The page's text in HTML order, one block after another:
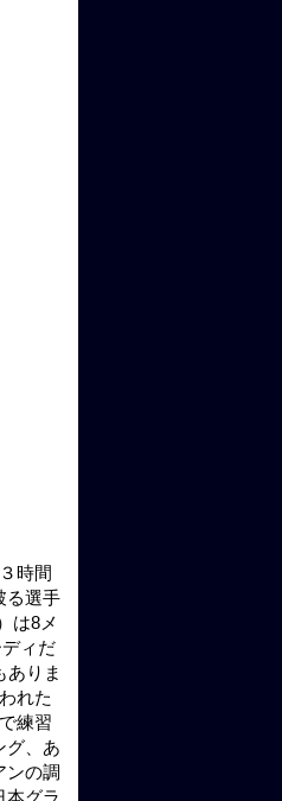
時間
る選手
は8メ
ィだ
ありま
れた
練習
グ、あ
ンの調
本グラ